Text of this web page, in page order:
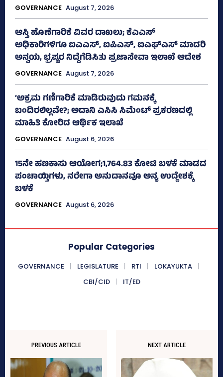
GOVERNANCE August 7, 2026
ಆಸ್ತಿ ಹೊಣೆಗಾರಿಕೆ ವಿವರ ದಾಖಲು; ಕೆಎಎಸ್
ಅಧಿಕಾರಿಗಳಿಗೂ ಐಎಎಸ್‌, ಐಪಿಎಸ್‌, ಐಎಫ್‌ಎಸ್‌ ಮಾದರಿ
ಅನ್ವಯ, ಭ್ರಷ್ಟರ ನಿದ್ದೆಗೆಡಿಸಿತು ಪ್ರಜಾಸೇವಾ ಇಲಾಖೆ ಆದೇಶ
GOVERNANCE August 7, 2026
‘ಅಕ್ರಮ ಗಣಿಗಾರಿಕೆ ಮಾಡಿರುವುದು ಗಮನಕ್ಕೆ
ಬಂದಿರಲಿಲ್ಲವೇ?; ಅದಾನಿ ಎಸಿಸಿ ಸಿಮೆಂಟ್ ಪ್ರಕರಣದಲ್ಲಿ
ಮಾಹಿತಿ ಕೋರಿದ ಆರ್ಥಿಕ ಇಲಾಖೆ
GOVERNANCE August 6, 2026
15ನೇ ಹಣಕಾಸು ಆಯೋಗ;1,764.83 ಕೋಟಿ ಬಳಕೆ ಮಾಡದ
ಪಂಚಾಯ್ತಿಗಳು, ನರೇಗಾ ಅನುದಾನವೂ ಅನ್ಯ ಉದ್ದೇಶಕ್ಕೆ
ಬಳಕೆ
GOVERNANCE August 6, 2026
Popular Categories
GOVERNANCE LEGISLATURE RTI
LOKAYUKTA
CBI/CID
IT/ED
PREVIOUS ARTICLE NEXT ARTICLE